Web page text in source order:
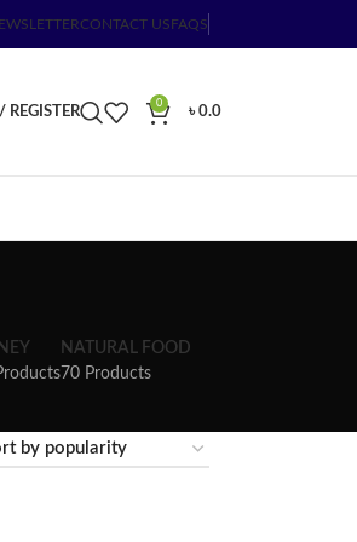
CONTACT USFAQS
REGISTER
0
৳0.0
NATURAL FOOD
70 Products